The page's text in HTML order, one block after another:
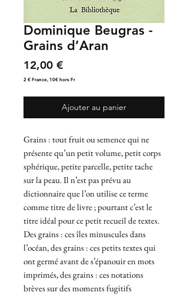
Dominique Beugras -
Grains d’Aran
12,00 €
2 € France, 10€ hors Fr
Ajouter au panier
Grains : tout fruit ou semence qui ne
présente qu’un petit volume, petit corps
sphérique, petite parcelle, petite tache
sur la peau. Il n’est pas prévu au
dictionnaire que l’on utilise ce terme
comme titre de livre ; pourtant c’est le
titre idéal pour ce petit recueil de textes.
Des grains : ces îles minuscules dans
l’océan, des grains : ces petits textes qui
ont germé avant de s’épanouir en mots
imprimés, des grains : ces notations
brèves sur des moments fugitifs